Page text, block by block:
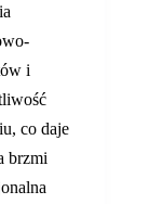
i
co daje
brzmi